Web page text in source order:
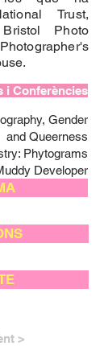
Trust,
Photo
i Conferències
Gender
and Queerness
Phytograms
Developer
>